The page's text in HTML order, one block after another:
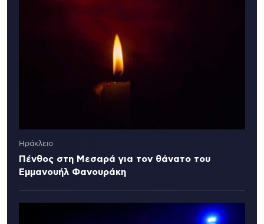
Ηράκλειο
Πένθος στη Μεσαρά για τον θάνατο του
Εμμανουήλ Φανουράκη